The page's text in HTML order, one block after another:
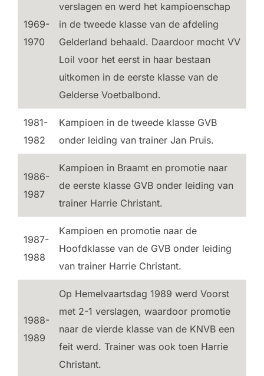
1969-
1970
verslagen en werd het kampioenschap
in de tweede klasse van de afdeling
Gelderland behaald. Daardoor mocht VV
Loil voor het eerst in haar bestaan
uitkomen in de eerste klasse van de
Gelderse Voetbalbond.
1981-
1982
Kampioen in de tweede klasse GVB
onder leiding van trainer Jan Pruis.
1986-
1987
Kampioen in Braamt en promotie naar
de eerste klasse GVB onder leiding van
trainer Harrie Christant.
1987-
1988
Kampioen en promotie naar de
Hoofdklasse van de GVB onder leiding
van trainer Harrie Christant.
1988-
1989
Op Hemelvaartsdag 1989 werd Voorst
met 2-1 verslagen, waardoor promotie
naar de vierde klasse van de KNVB een
feit werd. Trainer was ook toen Harrie
Christant.